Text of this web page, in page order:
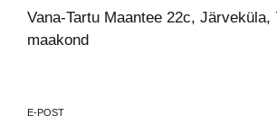
Vana-Tartu Maantee 22c, Järveküla,
maakond
E-POST